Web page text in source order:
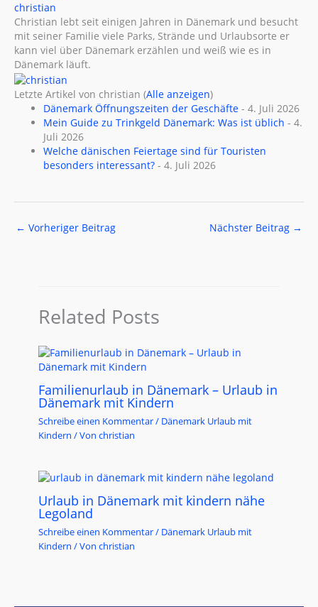
christian
Christian lebt seit einigen Jahren in Dänemark und besucht
mit seiner Familie viele Parks, Strände und Urlaubsorte er
kann viel über Dänemark erzählen und weiß wie es in
Dänemark läuft.
Letzte Artikel von christian (Alle anzeigen)
Dänemark Öffnungszeiten der Geschäfte - 4. Juli 2026
Mein Guide zu Trinkgeld Dänemark: Was ist üblich - 4.
Juli 2026
Welche dänischen Feiertage sind für Touristen
besonders interessant? - 4. Juli 2026
← Vorheriger Beitrag Nächster Beitrag →
Related Posts
Familienurlaub in Dänemark – Urlaub in
Dänemark mit Kindern
Schreibe einen Kommentar/ Dänemark Urlaub mit
Kindern / Vonchristian
Urlaub in Dänemark mit kindern nähe
Legoland​
Schreibe einen Kommentar/ Dänemark Urlaub mit
Kindern / Vonchristian